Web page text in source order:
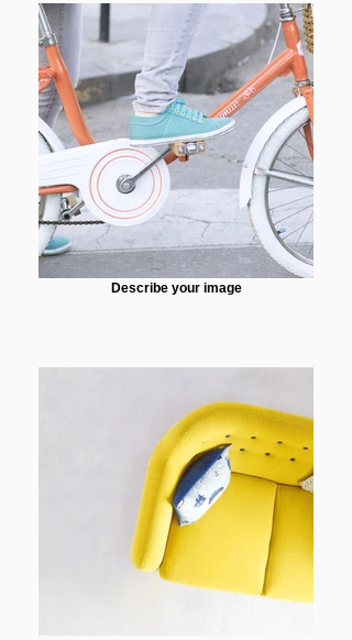
Describe your image